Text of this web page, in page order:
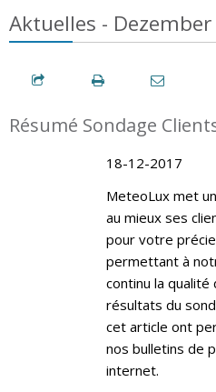
Aktuelles -
Résumé Sondage
18-12-2017
MeteoLux met
au mieux ses
pour votre
permettant à
continu la
résultats du
cet article ont
nos bulletins de
internet.